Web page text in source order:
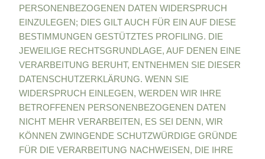
PERSONENBEZOGENEN DATEN WIDERSPRUCH
EINZULEGEN; DIES GILT AUCH FÜR EIN AUF DIESE
BESTIMMUNGEN GESTÜTZTES PROFILING. DIE
JEWEILIGE RECHTSGRUNDLAGE, AUF DENEN EINE
VERARBEITUNG BERUHT, ENTNEHMEN SIE DIESER
DATENSCHUTZERKLÄRUNG. WENN SIE
WIDERSPRUCH EINLEGEN, WERDEN WIR IHRE
BETROFFENEN PERSONENBEZOGENEN DATEN
NICHT MEHR VERARBEITEN, ES SEI DENN, WIR
KÖNNEN ZWINGENDE SCHUTZWÜRDIGE GRÜNDE
FÜR DIE VERARBEITUNG NACHWEISEN, DIE IHRE